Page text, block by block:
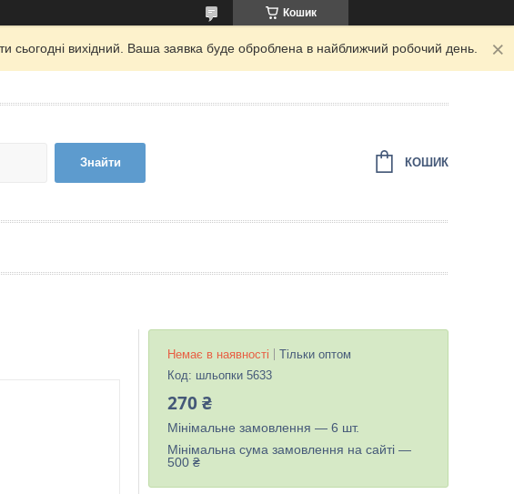
Кошик
сьогодні вихідний. Ваша заявка буде оброблена в найближчий робочий день.
Знайти КОШИК
Немає в наявності
Тільки оптом
Код: шльопки 5633
270 ₴
Мінімальне замовлення — 6 шт.
Мінімальна сума замовлення на сайті —
500 ₴